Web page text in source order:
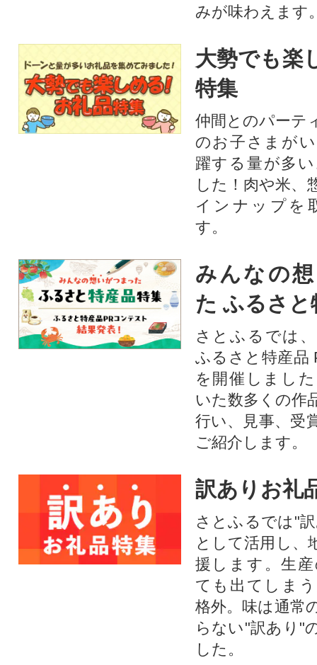
みが味わえます
大勢でも楽
特集
仲間とのパーテ
のお子さまが
躍する量が多
した！肉や米、
インナップを
す。
みんなの
た ふるさと
さとふるでは
ふるさと特産品
を開催しまし
いた数多くの作
行い、見事、受
ご紹介します。
訳ありお礼
さとふるでは"
として活用し、
援します。⽣
ても出てしま
格外。味は通常
らない"訳あり"
した。